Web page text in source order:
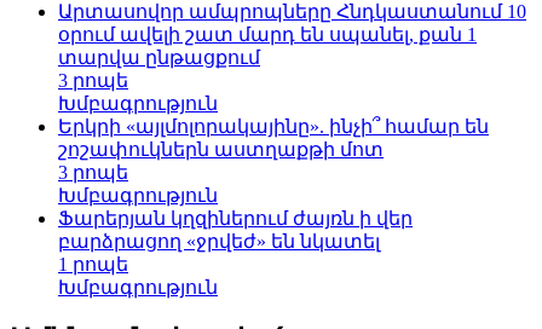
Արտասովոր ամպրոպները Հնդկաստանում 10
օրում ավելի շատ մարդ են սպանել, քան 1
տարվա ընթացքում
3 րոպե
Խմբագրություն
Երկրի «այլմոլորակայինը». ինչի՞ համար են
շոշափուկներն աստղաքթի մոտ
3 րոպե
Խմբագրություն
Ֆարերյան կղզիներում ժայռն ի վեր
բարձրացող «ջրվեժ» են նկատել
1 րոպե
Խմբագրություն